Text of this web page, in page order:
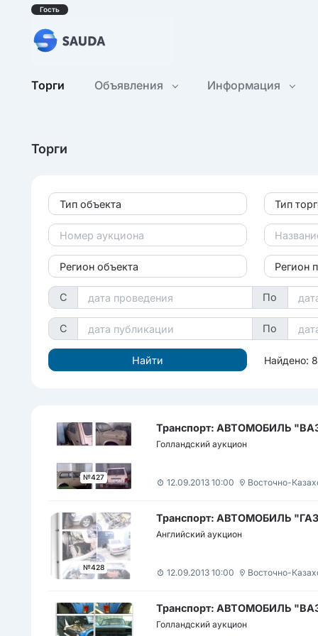
Гость
Торги Объявления Информация
Торги
Тип объекта Тип
Регион объекта Регион
С По
С По
Найдено:
№427
Транспорт: АВТОМОБИЛЬ
Голландский аукцион
12.09.2013 10:00 Восточно-
№428
Транспорт: АВТОМОБИЛЬ
Английский аукцион
12.09.2013 10:00 Восточно-
Транспорт: АВТОМОБИЛЬ
Голландский аукцион